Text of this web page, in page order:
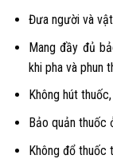
Đưa người và
Mang đầy đủ
khi pha và phun
Không hút
Bảo quản thuốc
Không đổ thuốc